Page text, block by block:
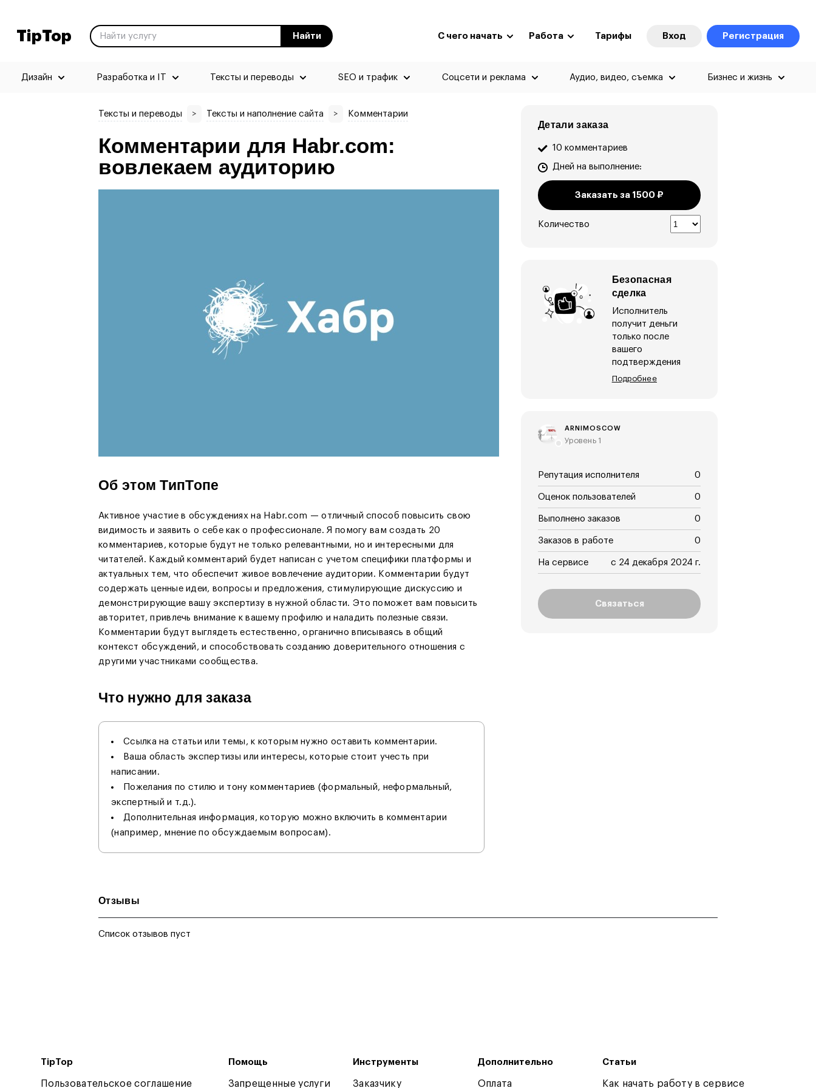
TipTop Найти С чего начать Работа Тарифы Вход Регистрация
Дизайн Разработка и IT Тексты и переводы SEO и трафик Соцсети и реклама Аудио, видео, съемка Бизнес и жизнь
Тексты и переводы > Тексты и наполнение сайта > Комментарии
Комментарии для Habr.com:
вовлекаем аудиторию
Об этом ТипТопе
Активное участие в обсуждениях на Habr.com — отличный способ повысить свою
видимость и заявить о себе как о профессионале. Я помогу вам создать 20
комментариев, которые будут не только релевантными, но и интересными для
читателей. Каждый комментарий будет написан с учетом специфики платформы и
актуальных тем, что обеспечит живое вовлечение аудитории. Комментарии будут
содержать ценные идеи, вопросы и предложения, стимулирующие дискуссию и
демонстрирующие вашу экспертизу в нужной области. Это поможет вам повысить
авторитет, привлечь внимание к вашему профилю и наладить полезные связи.
Комментарии будут выглядеть естественно, органично вписываясь в общий
контекст обсуждений, и способствовать созданию доверительного отношения с
другими участниками сообщества.
Что нужно для заказа
Ссылка на статьи или темы, к которым нужно оставить комментарии.
Ваша область экспертизы или интересы, которые стоит учесть при
написании.
Пожелания по стилю и тону комментариев (формальный, неформальный,
экспертный и т.д.).
Дополнительная информация, которую можно включить в комментарии
(например, мнение по обсуждаемым вопросам).
Детали заказа
10 комментариев
Дней на выполнение:
Заказать за 1500 ₽
Количество
Безопасная
сделка
Исполнитель
получит деньги
только после
вашего
подтверждения
Подробнее
ARNIMOSCOW
Уровень 1
Репутация исполнителя 0
Оценок пользователей 0
Выполнено заказов 0
Заказов в работе 0
На сервисе с 24 декабря 2024 г.
Связаться
Отзывы
Список отзывов пуст
TipTop
Пользовательское соглашение
Помощь
Запрещенные услуги
Инструменты
Заказчику
Дополнительно
Оплата
Статьи
Как начать работу в сервисе